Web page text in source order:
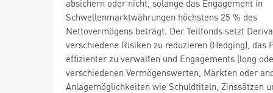
absichern oder nicht, solange das Engagement in
Schwellenmarktwährungen höchstens 25 % des
Nettovermögens beträgt. Der Teilfonds setzt
verschiedene Risiken zu reduzieren (Hedging), das
effizienter zu verwalten und Engagements (long
verschiedenen Vermögenswerten, Märkten oder
Anlagemöglichkeiten wie Schuldtiteln, Zinssätzen